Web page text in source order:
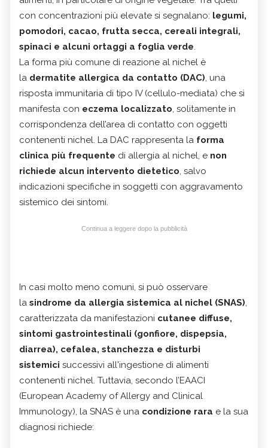
con concentrazioni più elevate si segnalano: legumi,
pomodori, cacao, frutta secca, cereali integrali,
spinaci e alcuni ortaggi a foglia verde
La forma più comune di reazione al nichel è
la dermatite allergica da contatto (DAC) , una
risposta immunitaria di tipo IV (cellulo-mediata) che si
manifesta con eczema localizzato , solitamente in
corrispondenza dell’area di contatto con oggetti
contenenti nichel. La DAC rappresenta la forma
clinica più frequente di allergia al nichel, e non
richiede alcun intervento dietetico , salvo
indicazioni specifiche in soggetti con aggravamento
sistemico dei sintomi.
Continua a leggere dopo la pubblicità
In casi molto meno comuni, si può osservare
la sindrome da allergia sistemica al nichel (SNAS)
caratterizzata da manifestazioni cutanee diffuse,
sintomi gastrointestinali (gonfiore, dispepsia,
diarrea), cefalea, stanchezza e disturbi
sistemici successivi all'ingestione di alimenti
contenenti nichel. Tuttavia, secondo l’EAACI
(European Academy of Allergy and Clinical
Immunology), la SNAS è una condizione rara e la sua
diagnosi richiede: